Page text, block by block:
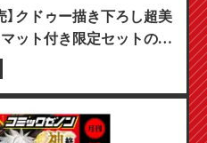
】クドゥー描き下ろし超美
マット付き限定セットの予
密』最新第6巻が10月20